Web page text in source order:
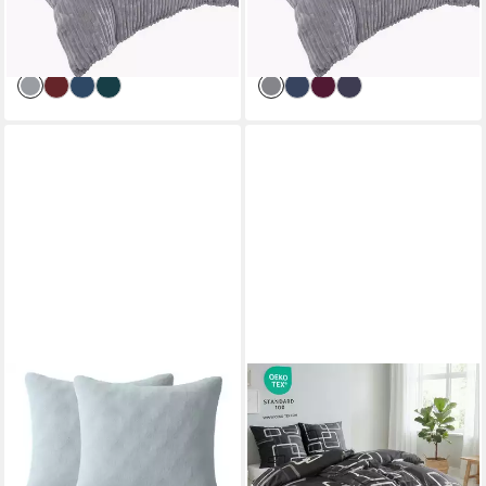
Touch
57,50 € UVP84,73 €
lieferbar - in 2-3 Werktagen bei dir
57,50 €
UVP89,10 €
lieferbar - in 2-3 Werktagen bei dir
ONE HOME
Bettwäsche Winter Cashmere
Touch Bubble Optik, Fleece, 4
KUSCHELI
Bettwäsche 135x200 +
80x80 cm atmungsaktiver
Bettbezug, moderne Designs,